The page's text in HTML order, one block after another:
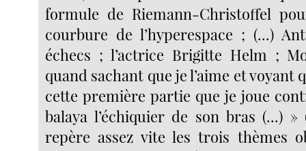
formule de Riemann-Christoffel
courbure de l’hyperespace ; (...)
échecs ; l’actrice Brigitte Helm ;
quand sachant que je l’aime et voyant
cette première partie que je joue
balaya l’échiquier de son bras (...) »
repère assez vite les trois thèmes